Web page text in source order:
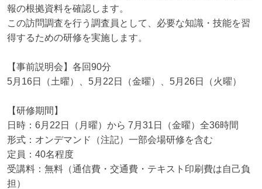
報の根拠資料を確認します。
この訪問調査を行う調査員として、必要な知識・技能を習
得するための研修を実施します。
【事前説明会】各回90分
5月16日（土曜）、5月22日（金曜）、5月26日（火曜）
【研修期間】
日時：6月22日（月曜）から 7月31日（金曜）全36時間
形式：オンデマンド（注記）一部会場研修を含む
定員：40名程度
受講料：無料（通信費・交通費・テキスト印刷費は自己負
担）